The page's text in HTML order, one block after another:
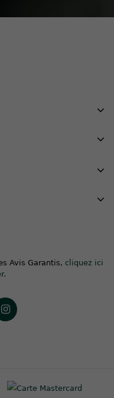
Avis Garantis, cliquez ici
.